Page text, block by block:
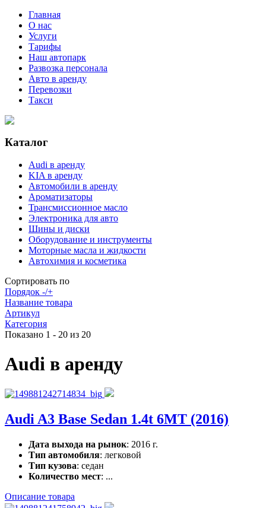
Главная
О нас
Услуги
Тарифы
Наш автопарк
Развозка персонала
Авто в аренду
Перевозки
Такси
Каталог
Audi в аренду
KIA в аренду
Автомобили в аренду
Ароматизаторы
Трансмиссионное масло
Электроника для авто
Шины и диски
Оборудование и инструменты
Моторные масла и жидкости
Автохимия и косметика
Сортировать по
Порядок -/+
Название товара
Артикул
Категория
Показано 1 - 20 из 20
Audi в аренду
Audi A3 Base Sedan 1.4t 6MT (2016)
Дата выхода на рынок: 2016 г.
Тип автомобиля: легковой
Тип кузова: седан
Количество мест: ...
Описание товара